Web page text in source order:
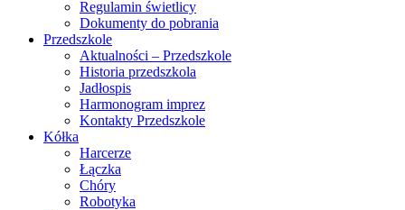
Regulamin świetlicy
Dokumenty do pobrania
Przedszkole
Aktualności – Przedszkole
Historia przedszkola
Jadłospis
Harmonogram imprez
Kontakty Przedszkole
Kółka
Harcerze
Łączka
Chóry
Robotyka